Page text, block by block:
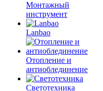
Монтажный
инструмент
Lanbao
Отопление и
антиоблединение
Светотехника